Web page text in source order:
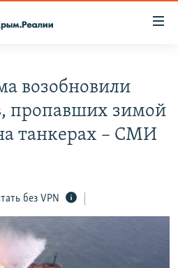
11 ИСТОРИЙ СОПРОТИВЛЕНИЯ
возобновили
пропавших зимой
танкерах – СМИ
без VPN